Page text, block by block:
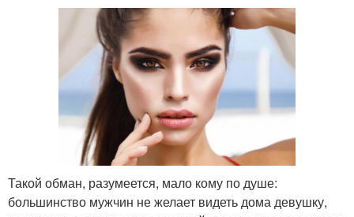
Такой обман, разумеется, мало кому по душе:
большинство мужчин не желает видеть дома девушку,